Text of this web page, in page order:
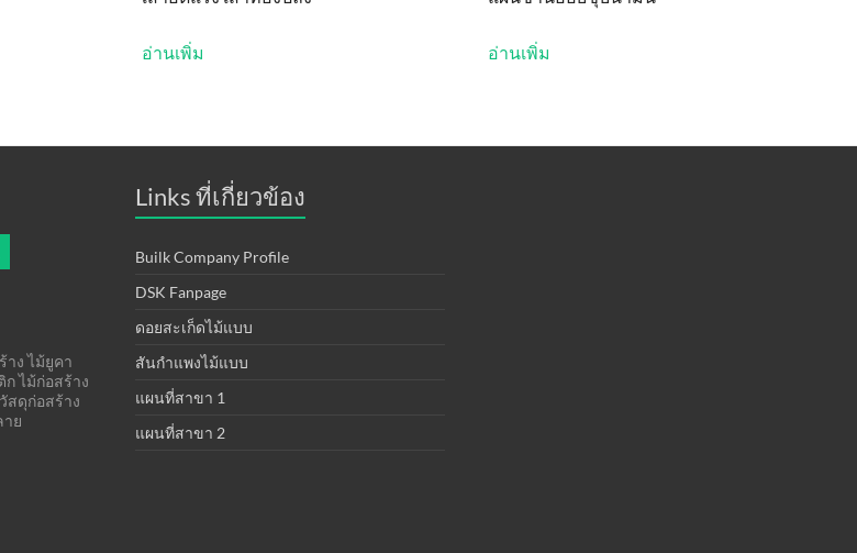
อ่านเพิ่ม อ่านเพิ่ม
าง ไม้ยูคา
ไม้ก่อสร้าง
สดุก่อสร้าง
ย
Links ที่เกี่ยวข้อง
Builk Company Profile
DSK Fanpage
ดอยสะเก็ดไม้แบบ
สันกำแพงไม้แบบ
แผนที่สาขา 1
แผนที่สาขา 2